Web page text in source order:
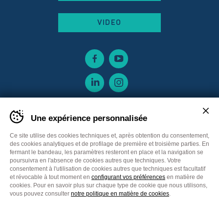
VIDEO
Sitemap Privacy policy
Cookie Policy
Une expérience personnalisée
Ce site utilise des cookies techniques et, après obtention du consentement,
des cookies analytiques et de profilage de première et troisième parties. En
fermant le bandeau, les paramètres resteront en place et la navigation se
poursuivra en l'absence de cookies autres que techniques. Votre
consentement à l'utilisation de cookies autres que techniques est facultatif
et révocable à tout moment en configurant vos préférences en matière de
cookies. Pour en savoir plus sur chaque type de cookie que nous utilisons,
vous pouvez consulter notre politique en matière de cookies.